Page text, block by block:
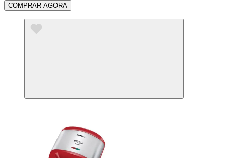
COMPRAR AGORA